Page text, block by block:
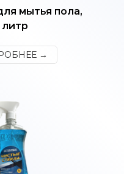
мытья пола,
литр
→